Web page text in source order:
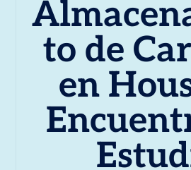
to de
en